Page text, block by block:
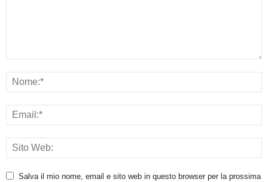
Salva il mio nome, email e sito web in questo browser per la prossima